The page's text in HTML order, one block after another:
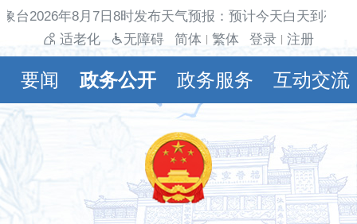
台2026年8月7日8时发布天气预报：预计今天白天到夜
适老化
无障碍 简体 繁体 登录 注册
要闻 政务公开 政务服务 互动交流